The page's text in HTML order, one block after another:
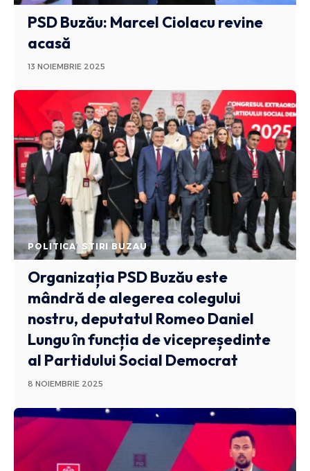
PSD Buzău: Marcel Ciolacu revine
acasă
13 NOIEMBRIE 2025
POLITICA STIRI BUZAU
Organizația PSD Buzău este
mândră de alegerea colegului
nostru, deputatul Romeo Daniel
Lungu în funcția de vicepreședinte
al Partidului Social Democrat
8 NOIEMBRIE 2025